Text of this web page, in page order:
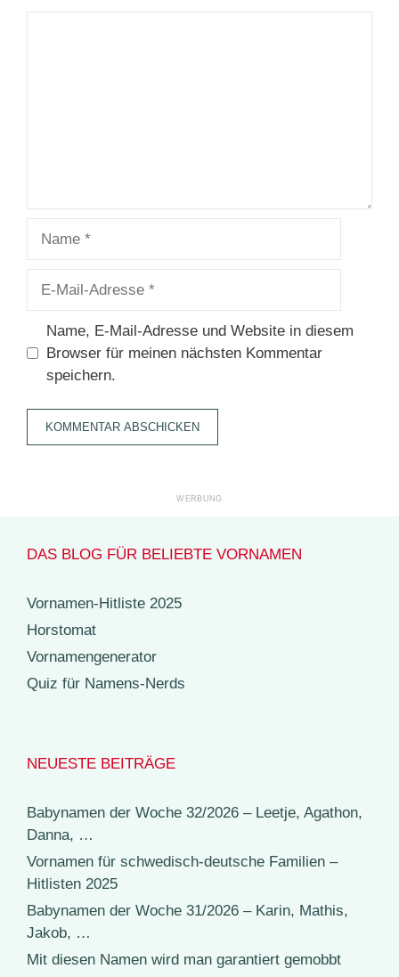
Adresse
Name, E-Mail-Adresse und Website in diesem
Browser für meinen nächsten Kommentar
speichern.
DAS BLOG FÜR BELIEBTE VORNAMEN
Vornamen-Hitliste 2025
Horstomat
Vornamengenerator
Quiz für Namens-Nerds
NEUESTE BEITRÄGE
Babynamen der Woche 32/2026 – Leetje, Agathon,
Danna, …
Vornamen für schwedisch-deutsche Familien –
Hitlisten 2025
Babynamen der Woche 31/2026 – Karin, Mathis,
Jakob, …
Mit diesen Namen wird man garantiert gemobbt